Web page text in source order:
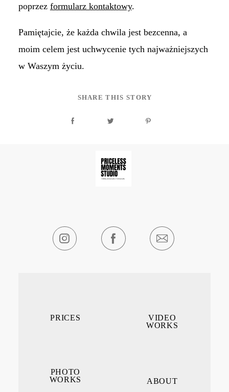
poprzez formularz kontaktowy.
Pamiętajcie, że każda chwila jest bezcenna, a
moim celem jest uchwycenie tych najważniejszych
w Waszym życiu.
SHARE THIS STORY
VIDEO
WORKS
ABOUT
PRICES
PHOTO
WORKS